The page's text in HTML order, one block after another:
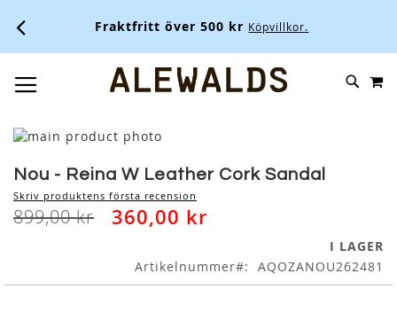
Fraktfritt över 500 kr Köpvillkor.
SKIP
Skip
the
end
of
the
to
the
beginning
of
Nou - Reina W Leather Cork Sandal
Skriv produktens första recension
899,00 kr 360,00 kr
I LAGER
Artikelnummer
AQOZANOU262481